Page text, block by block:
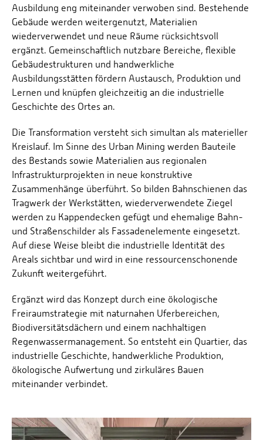
Ausbildung eng miteinander verwoben sind. Bestehende
Gebäude werden weitergenutzt, Materialien
wiederverwendet und neue Räume rücksichtsvoll
ergänzt. Gemeinschaftlich nutzbare Bereiche, flexible
Gebäudestrukturen und handwerkliche
Ausbildungsstätten fördern Austausch, Produktion und
Lernen und knüpfen gleichzeitig an die industrielle
Geschichte des Ortes an.
Die Transformation versteht sich simultan als materieller
Kreislauf. Im Sinne des Urban Mining werden Bauteile
des Bestands sowie Materialien aus regionalen
Infrastrukturprojekten in neue konstruktive
Zusammenhänge überführt. So bilden Bahnschienen das
Tragwerk der Werkstätten, wiederverwendete Ziegel
werden zu Kappendecken gefügt und ehemalige Bahn-
und Straßenschilder als Fassadenelemente eingesetzt.
Auf diese Weise bleibt die industrielle Identität des
Areals sichtbar und wird in eine ressourcenschonende
Zukunft weitergeführt.
Ergänzt wird das Konzept durch eine ökologische
Freiraumstrategie mit naturnahen Uferbereichen,
Biodiversitätsdächern und einem nachhaltigen
Regenwassermanagement. So entsteht ein Quartier, das
industrielle Geschichte, handwerkliche Produktion,
ökologische Aufwertung und zirkuläres Bauen
miteinander verbindet.